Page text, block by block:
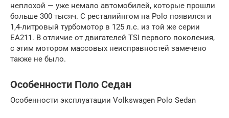
неплохой — уже немало автомобилей, которые прошли
больше 300 тысяч. С ресталийнгом на Polo появился и
1,4-литровый турбомотор в 125 л.с. из той же серии
ЕА211. В отличие от двигателей TSI первого поколения,
с этим мотором массовых неисправностей замечено
также не было.
Особенности Поло Седан
Особенности эксплуатации Volkswagen Polo Sedan